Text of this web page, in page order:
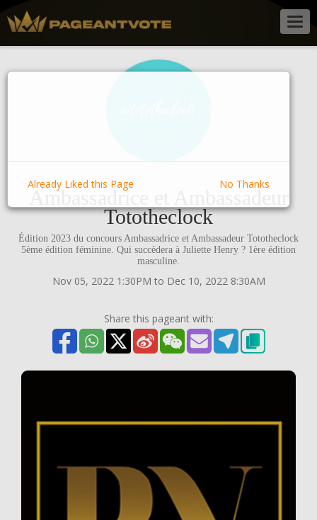
Ambassadrice et Ambassadeur
Tototheclock
Édition 2023 du concours Ambassadrice et Ambassadeur Tototheclock
5ème édition féminine. Qui succèdera à Juliette Henry ? 1ère édition
masculine.
Nov 05, 2022 1:30PM to Dec 10, 2022 8:30AM
Share this pageant with:
Already Liked this Page No Thanks